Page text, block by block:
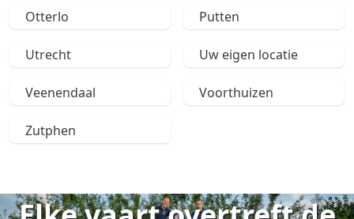
Otterlo Putten
Utrecht Uw eigen locatie
Veenendaal Voorthuizen
Zutphen